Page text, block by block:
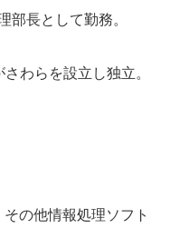
部長として勤務。
わらを設立し独立。
の他情報処理ソフト